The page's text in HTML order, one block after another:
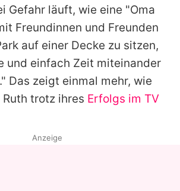
Gefahr läuft, wie eine "Oma
Freundinnen und Freunden
auf einer Decke zu sitzen,
und einfach Zeit miteinander
Das zeigt einmal mehr, wie
trotz ihres Erfolgs im TV
Anzeige